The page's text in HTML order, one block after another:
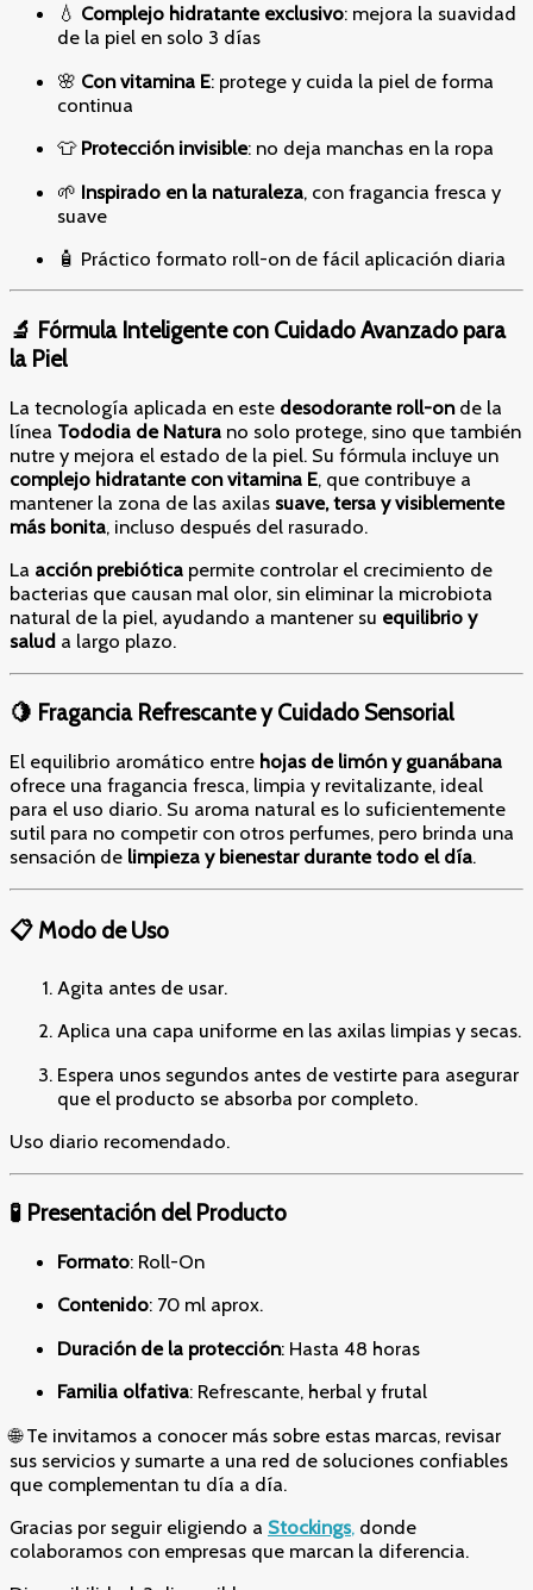
💧 Complejo hidratante exclusivo: mejora la suavidad
de la piel en solo 3 días
🌸 Con vitamina E: protege y cuida la piel de forma
continua
👕 Protección invisible: no deja manchas en la ropa
🌱 Inspirado en la naturaleza, con fragancia fresca y
suave
🧴 Práctico formato roll-on de fácil aplicación diaria
🔬 Fórmula Inteligente con Cuidado Avanzado para
la Piel
La tecnología aplicada en este desodorante roll-onde la
línea Tododia de Natura no solo protege, sino que también
nutre y mejora el estado de la piel. Su fórmula incluye un
complejo hidratante con vitamina E, que contribuye a
mantener la zona de las axilas suave, tersa y visiblemente
más bonita, incluso después del rasurado.
La acción prebiótica permite controlar el crecimiento de
bacterias que causan mal olor, sin eliminar la microbiota
natural de la piel, ayudando a mantener su equilibrio y
salud a largo plazo.
🍋 Fragancia Refrescante y Cuidado Sensorial
El equilibrio aromático entre hojas de limón y guanábana
ofrece una fragancia fresca, limpia y revitalizante, ideal
para el uso diario. Su aroma natural es lo suficientemente
sutil para no competir con otros perfumes, pero brinda una
sensación de limpieza y bienestar durante todo el día.
📋 Modo de Uso
Agita antes de usar.
Aplica una capa uniforme en las axilas limpias y secas.
Espera unos segundos antes de vestirte para asegurar
que el producto se absorba por completo.
Uso diario recomendado.
🧪 Presentación del Producto
Formato: Roll-On
Contenido: 70 ml aprox.
Duración de la protección: Hasta 48 horas
Familia olfativa: Refrescante, herbal y frutal
🌐 Te invitamos a conocer más sobre estas marcas, revisar
sus servicios y sumarte a una red de soluciones confiables
que complementan tu día a día.
Gracias por seguir eligiendo a Stockings, donde
colaboramos con empresas que marcan la diferencia.